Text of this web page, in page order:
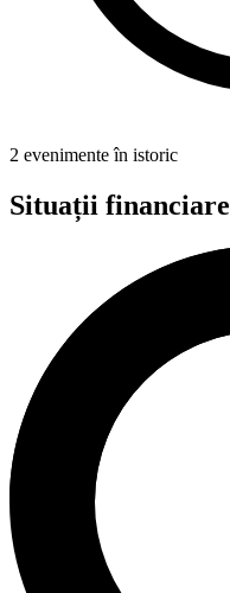
2 evenimente în istoric
Situații financiare